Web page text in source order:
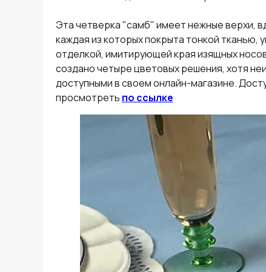
Эта четверка "самб" имеет нежные верхи,
каждая из которых покрыта тонкой
отделкой, имитирующей края изящных
создано четыре цветовых решения, хотя
доступными в своем онлайн-магазине.
просмотреть по ссылке